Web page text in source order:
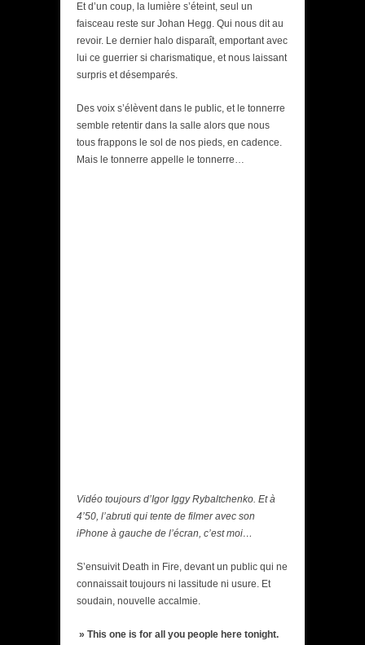
Et d’un coup, la lumière s’éteint, seul un
faisceau reste sur Johan Hegg. Qui nous dit au
revoir. Le dernier halo disparaît, emportant avec
lui ce guerrier si charismatique, et nous laissant
surpris et désemparés.
Des voix s’élèvent dans le public, et le tonnerre
semble retentir dans la salle alors que nous
tous frappons le sol de nos pieds, en cadence.
Mais le tonnerre appelle le tonnerre…
Vidéo toujours d’Igor Iggy Rybaltchenko. Et à
4’50, l’abruti qui tente de filmer avec son
iPhone à gauche de l’écran, c’est moi…
S’ensuivit Death in Fire, devant un public qui ne
connaissait toujours ni lassitude ni usure. Et
soudain, nouvelle accalmie.
» This one is for all you people here tonight.